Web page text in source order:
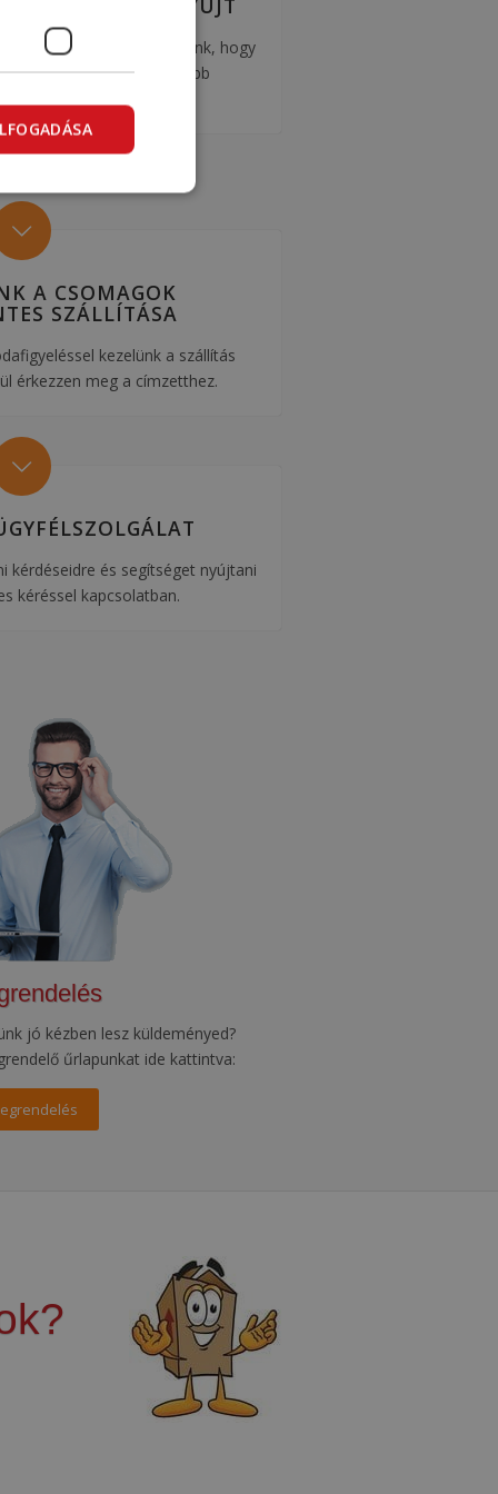
a csomagolásban is segítünk, hogy
küldeményed a legnagyobb
A CSOMAGOK
SZÁLLÍTÁSA
kezelünk a szállítás
érkezzen meg a címzetthez.
kérdéseidre és segítséget nyújtani
kéréssel kapcsolatban.
jó kézben lesz küldeményed?
űrlapunkat ide kattintva: